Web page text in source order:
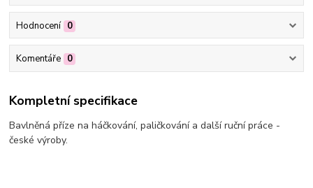
Hodnocení 0
Komentáře 0
Kompletní specifikace
Bavlněná příze na háčkování, paličkování a další ruční práce -
české výroby.